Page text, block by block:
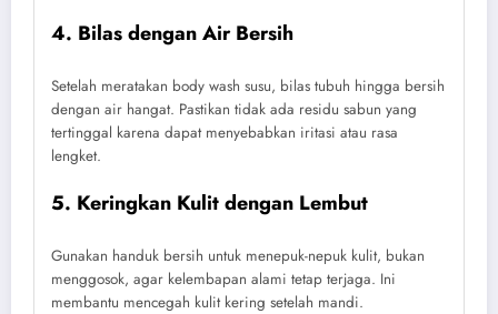
4. Bilas dengan Air Bersih
Setelah meratakan body wash susu, bilas tubuh hingga bersih
dengan air hangat. Pastikan tidak ada residu sabun yang
tertinggal karena dapat menyebabkan iritasi atau rasa
lengket.
5. Keringkan Kulit dengan Lembut
Gunakan handuk bersih untuk menepuk-nepuk kulit, bukan
menggosok, agar kelembapan alami tetap terjaga. Ini
membantu mencegah kulit kering setelah mandi.